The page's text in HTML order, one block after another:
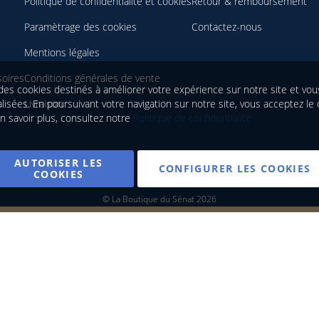
Paramètrage des cookies
Mentions légales
Conditions générales de vente
Livraison
Contactez-nous
© La Boutique du Sénat 2026
cookies destinés à améliorer votre expérience sur notre site et
En poursuivant votre navigation sur notre site, vous acceptez le
savoir plus, consultez notre
Politique de confidentialité
AUTORISER LES
COOKIES
CONFIGURER LES COOKIES